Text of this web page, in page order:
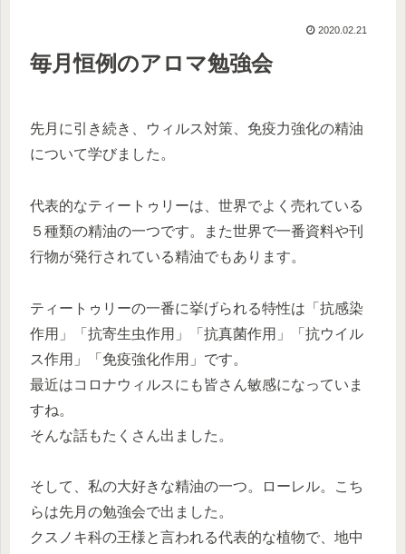
2020.02.21
毎月恒例のアロマ勉強会
先月に引き続き、ウィルス対策、免疫力強化の精油
について学びました。
代表的なティートゥリーは、世界でよく売れている
５種類の精油の一つです。また世界で一番資料や刊
行物が発行されている精油でもあります。
ティートゥリーの一番に挙げられる特性は「抗感染
作用」「抗寄生虫作用」「抗真菌作用」「抗ウイル
ス作用」「免疫強化作用」です。
最近はコロナウィルスにも皆さん敏感になっていま
すね。
そんな話もたくさん出ました。
そして、私の大好きな精油の一つ。ローレル。こち
らは先月の勉強会で出ました。
クスノキ科の王様と言われる代表的な植物で、地中